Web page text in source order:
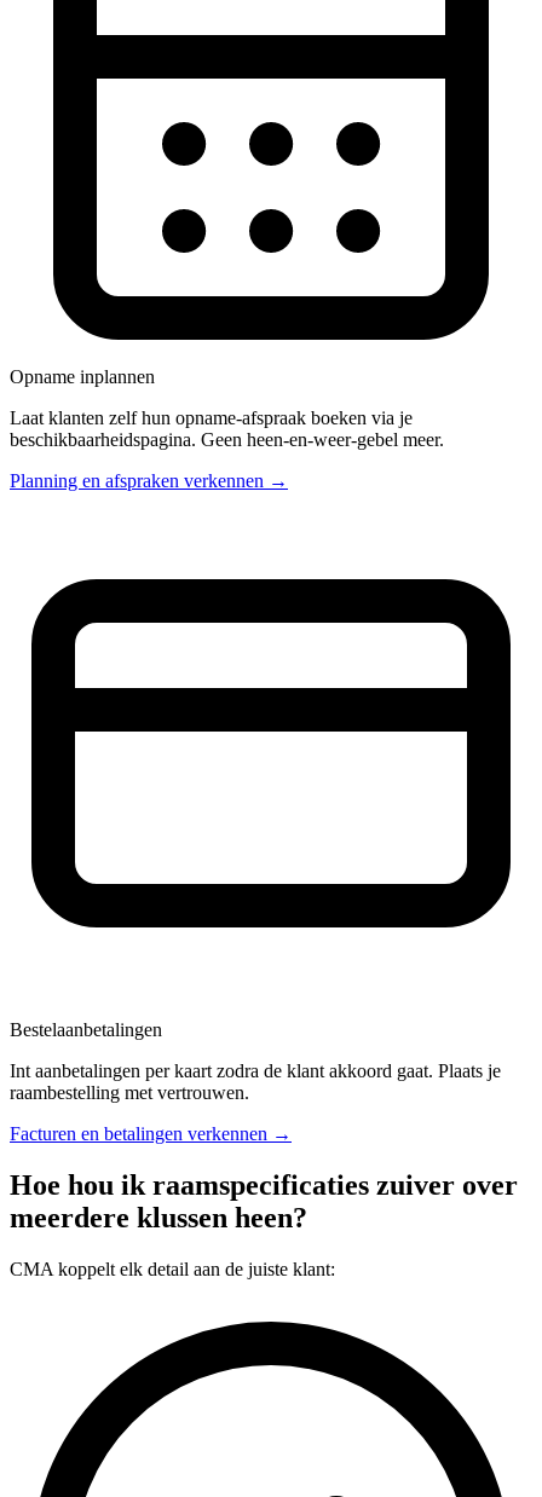
Opname inplannen
Laat klanten zelf hun opname-afspraak boeken via je
beschikbaarheidspagina. Geen heen-en-weer-gebel meer.
Planning en afspraken verkennen →
Bestelaanbetalingen
Int aanbetalingen per kaart zodra de klant akkoord gaat. Plaats je
raambestelling met vertrouwen.
Facturen en betalingen verkennen →
Hoe hou ik raamspecificaties zuiver over
meerdere klussen heen?
CMA koppelt elk detail aan de juiste klant: